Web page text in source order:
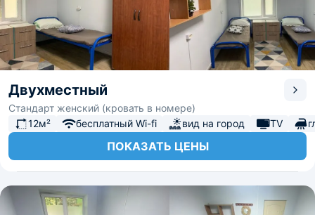
Двухместный
Стандарт женский (кровать в номере)
12м²
бесплатный Wi-fi вид на город TV
ПОКАЗАТЬ ЦЕНЫ